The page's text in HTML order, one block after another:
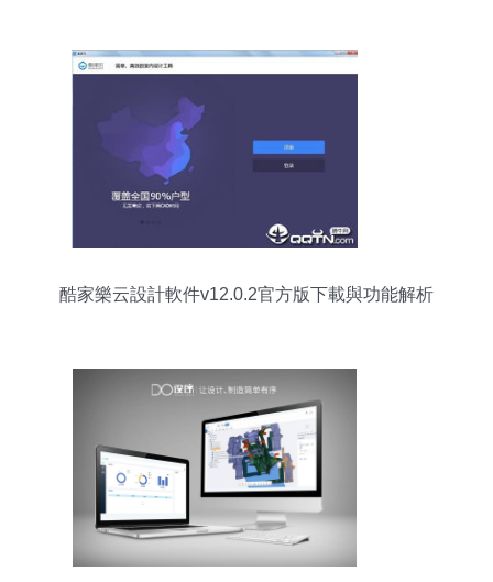
酷家樂云設計軟件v12.0.2官方版下載與功能解析